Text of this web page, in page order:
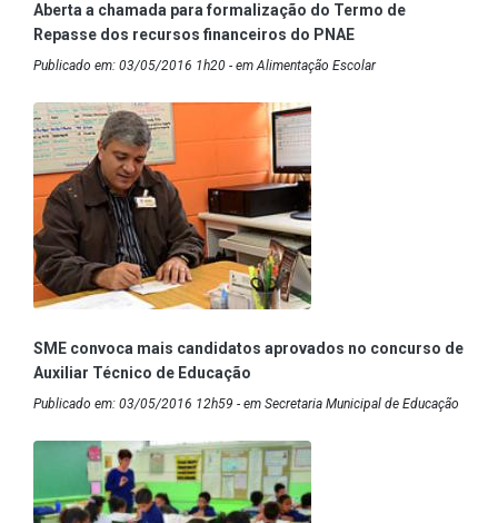
Aberta a chamada para formalização do Termo de
Repasse dos recursos financeiros do PNAE
Publicado em: 03/05/2016 1h20 - em Alimentação Escolar
SME convoca mais candidatos aprovados no concurso de
Auxiliar Técnico de Educação
Publicado em: 03/05/2016 12h59 - em Secretaria Municipal de Educação